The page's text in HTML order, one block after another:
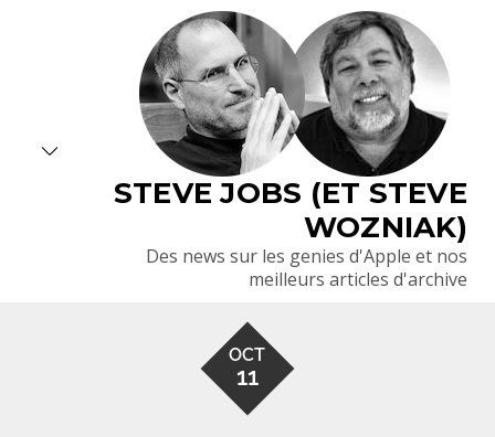
STEVE JOBS (ET STEVE
WOZNIAK)
Des news sur les genies d'Apple et nos
meilleurs articles d'archive
OCT
11